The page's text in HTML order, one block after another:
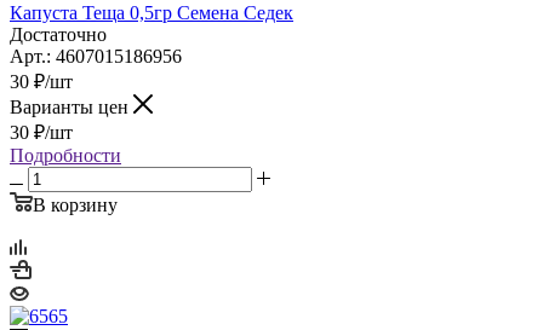
Капуста Теща 0,5гр Семена Седек
Достаточно
Арт.: 4607015186956
30 ₽/шт
Варианты цен
30 ₽/шт
Подробности
В корзину